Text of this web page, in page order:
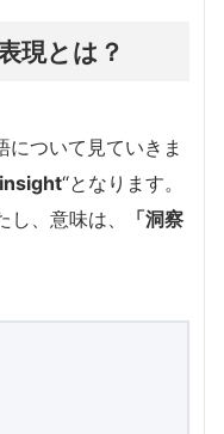
現とは？
について見ていきま
insight“となります。
、意味は、
「洞察